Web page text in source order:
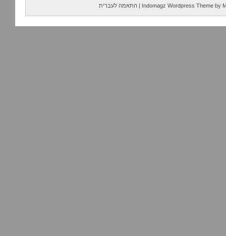
Indomagz Wordpress Theme by
| התאמה לעברית